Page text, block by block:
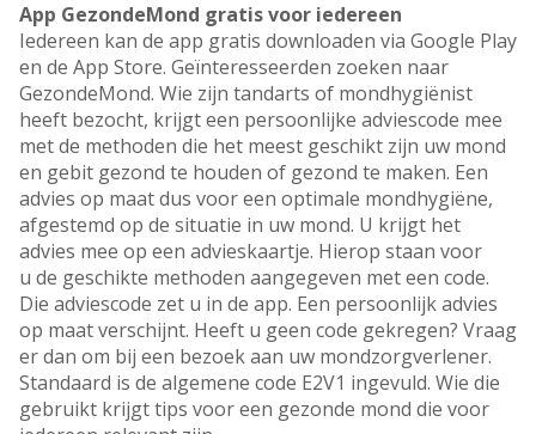
App GezondeMond gratis voor iedereen
Iedereen kan de app gratis downloaden via Google Play
en de App Store. Geïnteresseerden zoeken naar
GezondeMond. Wie zijn tandarts of mondhygiënist
heeft bezocht, krijgt een persoonlijke adviescode mee
met de methoden die het meest geschikt zijn uw mond
en gebit gezond te houden of gezond te maken. Een
advies op maat dus voor een optimale mondhygiëne,
afgestemd op de situatie in uw mond. U krijgt het
advies mee op een advieskaartje. Hierop staan voor
u de geschikte methoden aangegeven met een code.
Die adviescode zet u in de app. Een persoonlijk advies
op maat verschijnt. Heeft u geen code gekregen? Vraag
er dan om bij een bezoek aan uw mondzorgverlener.
Standaard is de algemene code E2V1 ingevuld. Wie die
gebruikt krijgt tips voor een gezonde mond die voor